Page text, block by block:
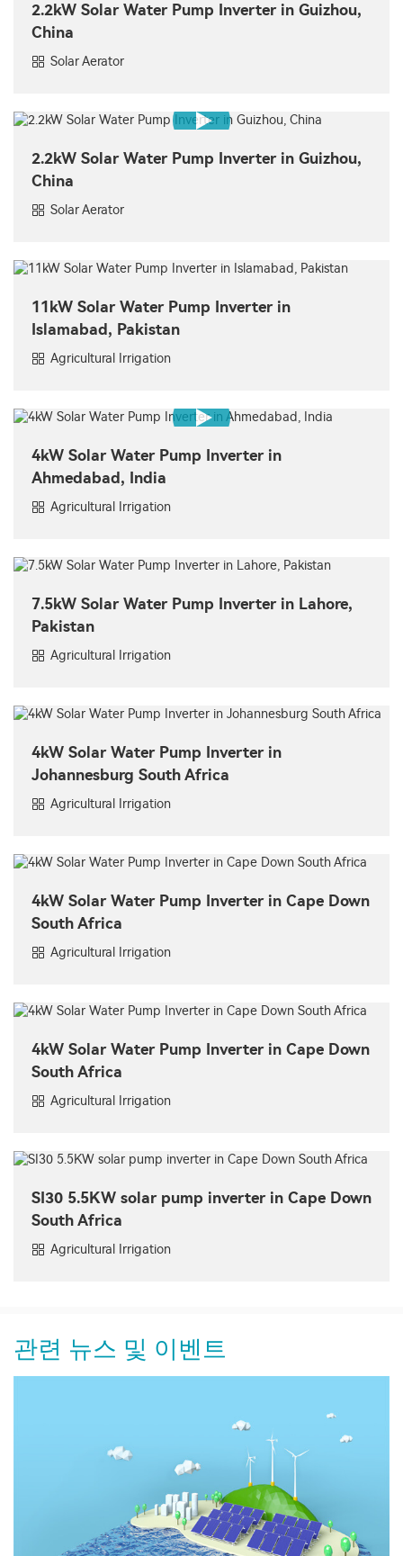
2.2kW Solar Water Pump Inverter in Guizhou,
China
Solar Aerator
2.2kW Solar Water Pump Inverter in Guizhou,
China
Solar Aerator
11kW Solar Water Pump Inverter in
Islamabad, Pakistan
Agricultural Irrigation
4kW Solar Water Pump Inverter in
Ahmedabad, India
Agricultural Irrigation
7.5kW Solar Water Pump Inverter in Lahore,
Pakistan
Agricultural Irrigation
4kW Solar Water Pump Inverter in
Johannesburg South Africa
Agricultural Irrigation
4kW Solar Water Pump Inverter in Cape Down
South Africa
Agricultural Irrigation
4kW Solar Water Pump Inverter in Cape Down
South Africa
Agricultural Irrigation
SI30 5.5KW solar pump inverter in Cape Down
South Africa
Agricultural Irrigation
관련 뉴스 및 이벤트